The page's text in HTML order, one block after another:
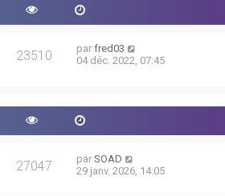
23510
parfred03
04 déc. 2022, 07:45
27047
parSOAD
29 janv. 2026, 14:05